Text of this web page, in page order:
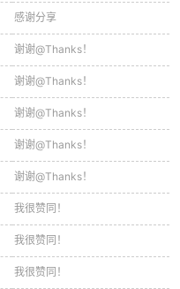
感谢分享
谢谢@Thanks！
谢谢@Thanks！
谢谢@Thanks！
谢谢@Thanks！
谢谢@Thanks！
我很赞同！
我很赞同！
我很赞同！